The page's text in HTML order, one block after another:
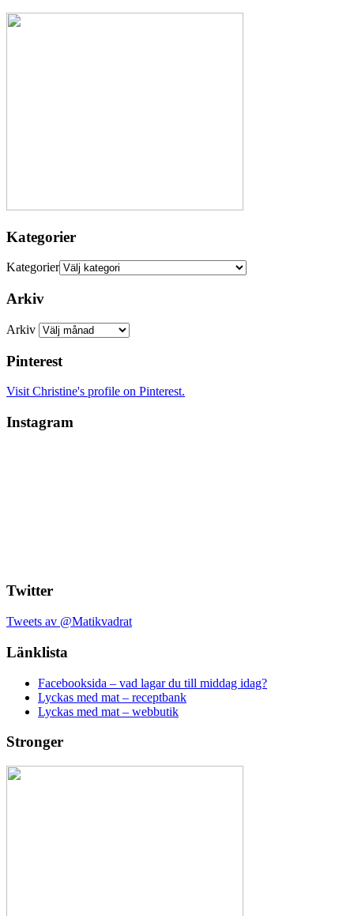
Kategorier
Kategorier
Arkiv
Arkiv
Pinterest
Visit Christine's profile on Pinterest.
Instagram
Twitter
Tweets av @Matikvadrat
Länklista
Facebooksida – vad lagar du till middag idag?
Lyckas med mat – receptbank
Lyckas med mat – webbutik
Stronger